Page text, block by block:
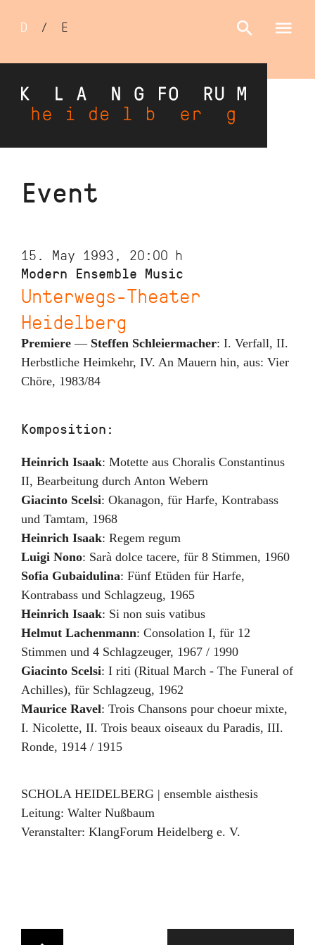
Skip
Sprachumschalter
D / E
Event
15. May 1993, 20:00 h
Modern Ensemble Music
Unterwegs-Theater
Heidelberg
Premiere — Steffen Schleiermacher: I. Verfall, II.
Herbstliche Heimkehr, IV. An Mauern hin, aus: Vier
Chöre, 1983/84
Komposition:
Heinrich Isaak: Motette aus Choralis Constantinus
II, Bearbeitung durch Anton Webern
Giacinto Scelsi: Okanagon, für Harfe, Kontrabass
und Tamtam, 1968
Heinrich Isaak: Regem regum
Luigi Nono: Sarà dolce tacere, für 8 Stimmen, 1960
Sofia Gubaidulina: Fünf Etüden für Harfe,
Kontrabass und Schlagzeug, 1965
Heinrich Isaak: Si non suis vatibus
Helmut Lachenmann: Consolation I, für 12
Stimmen und 4 Schlagzeuger, 1967 / 1990
Giacinto Scelsi: I riti (Ritual March - The Funeral of
Achilles), für Schlagzeug, 1962
Maurice Ravel: Trois Chansons pour choeur mixte,
I. Nicolette, II. Trois beaux oiseaux du Paradis, III.
Ronde, 1914 / 1915
SCHOLA HEIDELBERG | ensemble aisthesis
Leitung: Walter Nußbaum
Veranstalter: KlangForum Heidelberg e. V.